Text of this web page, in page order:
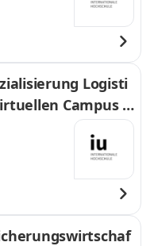
Logisti
Campus -